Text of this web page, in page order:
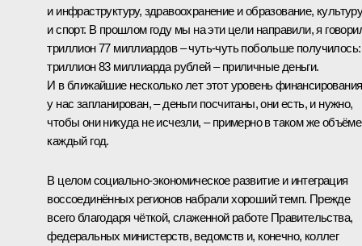
и инфраструктуру, здравоохранение и образование,
и спорт. В прошлом году мы на эти цели направили, я
триллион 77 миллиардов – чуть-чуть побольше получилось:
триллион 83 миллиарда рублей – приличные деньги.
И в ближайшие несколько лет этот уровень финансирования
у нас запланирован, – деньги посчитаны, они есть, и нужно,
чтобы они никуда не исчезли, – примерно в таком же объёме
каждый год.
В целом социально-экономическое развитие и интеграция
воссоединённых регионов набрали хороший темп. Прежде
всего благодаря чёткой, слаженной работе Правительства,
федеральных министерств, ведомств и, конечно, коллег